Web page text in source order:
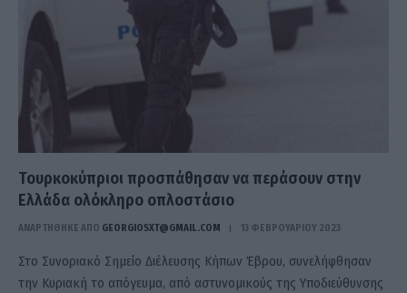
Τουρκοκύπριοι προσπάθησαν να περάσουν στην
Ελλάδα ολόκληρο οπλοστάσιο
ΑΝΑΡΤΗΘΗΚΕ ΑΠΟ GEORGIOSXT@GMAIL.COM 13 ΦΕΒΡΟΥΑΡΊΟΥ 2023
Στο Συνοριακό Σημείο Διέλευσης Κήπων Έβρου, συνελήφθησαν
την Κυριακή το απόγευμα, από αστυνομικούς της Υποδιεύθυνσης